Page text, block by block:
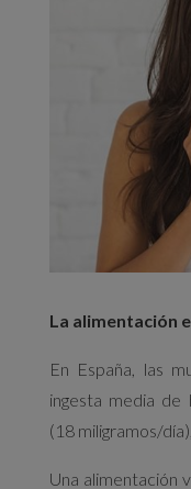
La alimentación
En España, las
ingesta media de
(18 miligramos/
Una alimentación